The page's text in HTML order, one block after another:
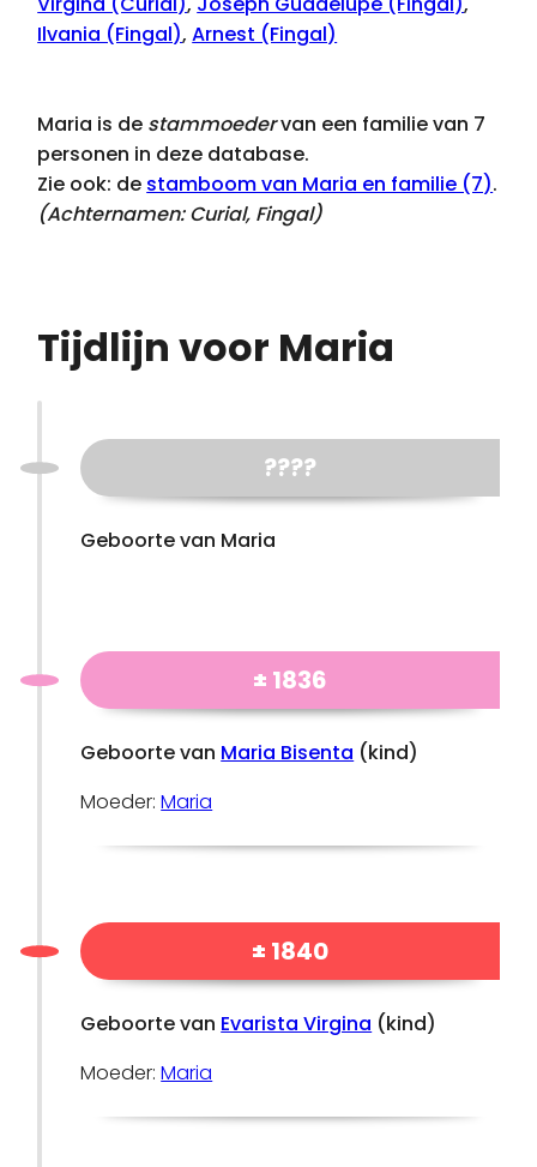
Ilvania (Fingal),Arnest (Fingal)
Maria is de stammoedervan een familie van 7
personen in deze database.
Zie ook: de stamboom van Maria en familie (7).
(Achternamen:Curial, Fingal)
Tijdlijn voor Maria
????
Geboorte van Maria
± 1836
Geboorte van Maria Bisenta (kind)
Moeder:Maria
± 1840
Geboorte van Evarista Virgina (kind)
Moeder:Maria